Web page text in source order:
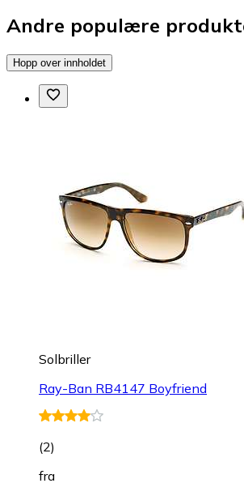
Andre populære
Hopp over innholdet
Solbriller
Ray-Ban RB4147 Boyfriend
(2)
fra